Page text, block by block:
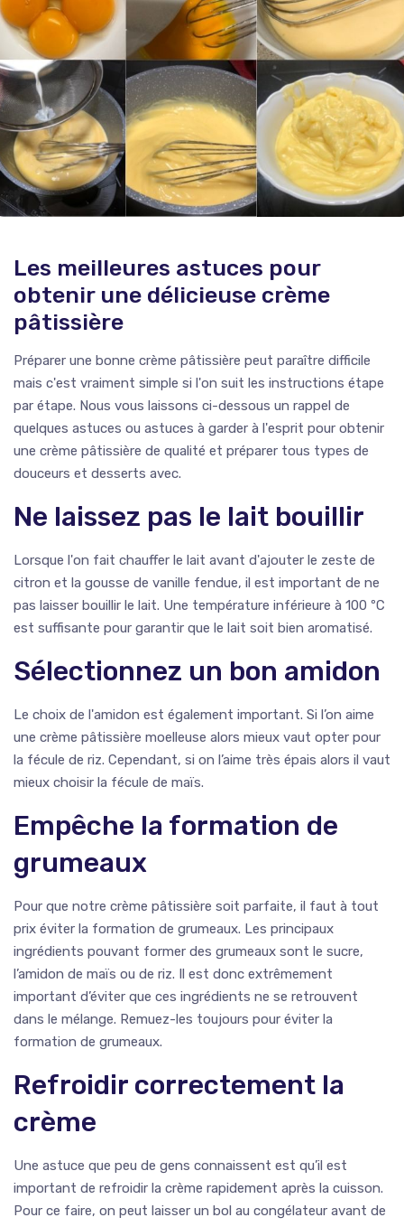
Les meilleures astuces pour
obtenir une délicieuse crème
pâtissière
Préparer une bonne crème pâtissière peut paraître difficile
mais c'est vraiment simple si l'on suit les instructions étape
par étape. Nous vous laissons ci-dessous un rappel de
quelques astuces ou astuces à garder à l'esprit pour obtenir
une crème pâtissière de qualité et préparer tous types de
douceurs et desserts avec.
Ne laissez pas le lait bouillir
Lorsque l'on fait chauffer le lait avant d'ajouter le zeste de
citron et la gousse de vanille fendue, il est important de ne
pas laisser bouillir le lait. Une température inférieure à 100 ºC
est suffisante pour garantir que le lait soit bien aromatisé.
Sélectionnez un bon amidon
Le choix de l'amidon est également important. Si l’on aime
une crème pâtissière moelleuse alors mieux vaut opter pour
la fécule de riz. Cependant, si on l’aime très épais alors il vaut
mieux choisir la fécule de maïs.
Empêche la formation de
grumeaux
Pour que notre crème pâtissière soit parfaite, il faut à tout
prix éviter la formation de grumeaux. Les principaux
ingrédients pouvant former des grumeaux sont le sucre,
l’amidon de maïs ou de riz. Il est donc extrêmement
important d’éviter que ces ingrédients ne se retrouvent
dans le mélange. Remuez-les toujours pour éviter la
formation de grumeaux.
Refroidir correctement la
crème
Une astuce que peu de gens connaissent est qu’il est
important de refroidir la crème rapidement après la cuisson.
Pour ce faire, on peut laisser un bol au congélateur avant de